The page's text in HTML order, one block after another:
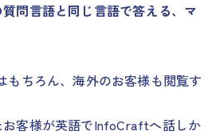
問言語と同じ言語で答える、マ
もちろん、海外のお客様も閲覧す
お客様が英語でInfoCraftへ話しか